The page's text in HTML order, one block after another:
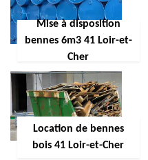
Mise à disposition
bennes 6m3 41 Loir-et-
Cher
Location de bennes
bois 41 Loir-et-Cher